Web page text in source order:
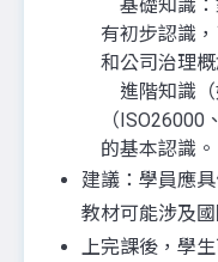
基礎知識：
有初步認識
和公司治理概
進階知識（
（ISO26000
的基本認識。
建議：學員應
教材可能涉及
上完課後，學